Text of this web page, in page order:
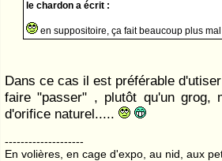
le chardon a écrit :
en suppositoire, ça fait beaucoup plus
Dans ce cas il est préférable
faire "passer" , plutôt qu'un grog,
d'orifice naturel.....
--------------------
En volières, en cage d'expo, au nid, aux